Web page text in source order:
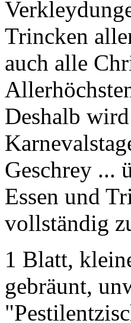
Trincken
auch alle
Deshalb
Geschrey ...
Essen und
vollständig
1 Blatt,
gebräunt,